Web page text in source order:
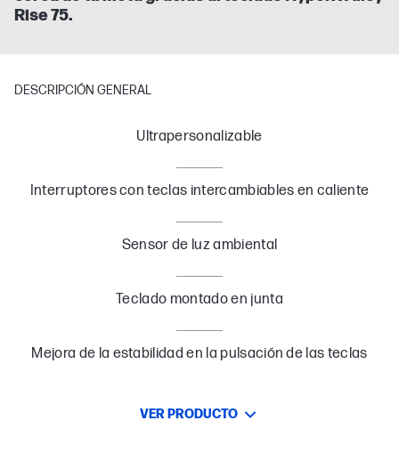
Rise 75.
DESCRIPCIÓN GENERAL
Ultrapersonalizable
Interruptores con teclas intercambiables en caliente
Sensor de luz ambiental
Teclado montado en junta
Mejora de la estabilidad en la pulsación de las teclas
VER PRODUCTO